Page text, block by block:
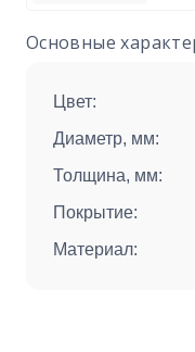
Основные
Цвет:
Диаметр, мм:
Толщина, мм:
Покрытие:
Материал: